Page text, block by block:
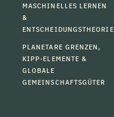
MASCHINELLES LERNEN
&
ENTSCHEIDUNGSTHEORIE
PLANETARE GRENZEN,
KIPP-ELEMENTE &
GLOBALE
GEMEINSCHAFTSGÜTER